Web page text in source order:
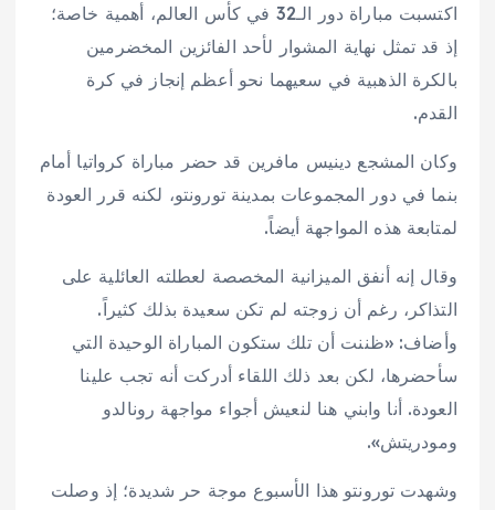
اكتسبت مباراة دور الـ32 في كأس العالم، أهمية خاصة؛
إذ قد تمثل نهاية المشوار لأحد الفائزين المخضرمين
بالكرة الذهبية في سعيهما نحو أعظم إنجاز في كرة
القدم.
وكان المشجع دينيس مافرين قد حضر مباراة كرواتيا أمام
بنما في دور المجموعات بمدينة تورونتو، لكنه قرر العودة
لمتابعة هذه المواجهة أيضاً.
وقال إنه أنفق الميزانية المخصصة لعطلته العائلية على
التذاكر، رغم أن زوجته لم تكن سعيدة بذلك كثيراً.
وأضاف: «ظننت أن تلك ستكون المباراة الوحيدة التي
سأحضرها، لكن بعد ذلك اللقاء أدركت أنه تجب علينا
العودة. أنا وابني هنا لنعيش أجواء مواجهة رونالدو
ومودريتش».
وشهدت تورونتو هذا الأسبوع موجة حر شديدة؛ إذ وصلت